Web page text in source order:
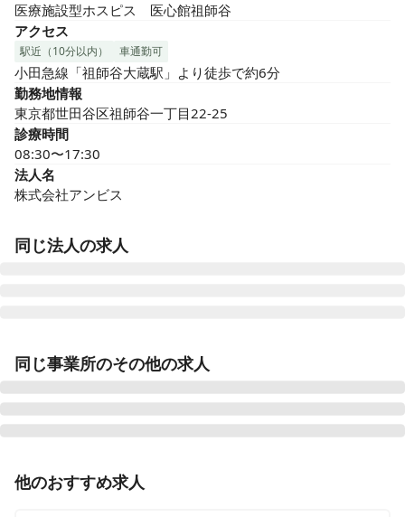
医療施設型ホスピス　医心館祖師谷
アクセス
駅近（10分以内） 車通勤可
小田急線「祖師谷大蔵駅」より徒歩で約6分
勤務地情報
東京都世田谷区祖師谷一丁目22-25
診療時間
08:30〜17:30
法人名
株式会社アンビス
同じ法人の求人
愛知県豊田市浄水町原山277
医療施設型ホスピス 医心館山形
医療施設型ホスピス 医心館府中
同じ事業所のその他の求人
正看護師 正社員（常勤）
【世田谷区祖師谷大蔵駅｜2024年11月オープン】夜
他のおすすめ求人